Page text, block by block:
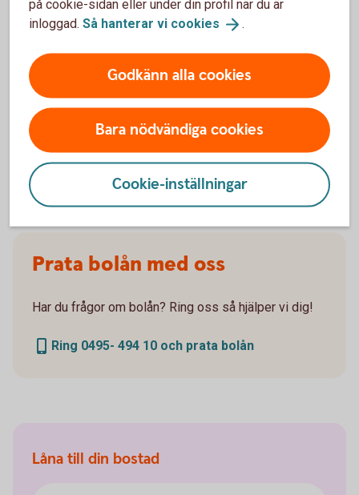
Exemplet bygger på månatliga aviseringar,
uppläggningsavgift om 750 kr och
om du får dessa i internetbanken, 45 kr om du vill ha
dem postalt. Valutakursförändringar kan komma att
påverka beloppen som du ska betala om du till
exempel har inkomst i annan valuta än lånet. Lånet
förutsätter att säkerhet lämnas i form av pant i
bostad.
Prata bolån med oss
Har du frågor om bolån? Ring oss så hjälper vi dig!
Ring 0495- 494 10 och prata bolån
Låna till din bostad
på cookie-sidan eller under din profil när du är
inloggad. Så hanterar vi cookies .
Godkänn alla cookies
Bara nödvändiga cookies
Cookie-inställningar